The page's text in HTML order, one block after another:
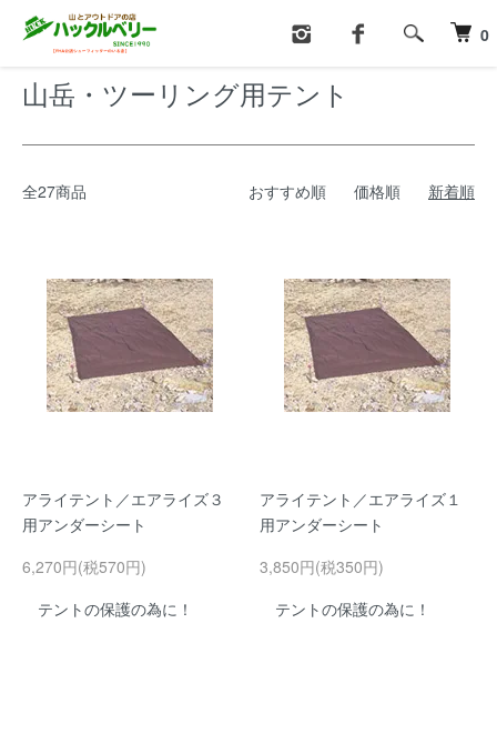
0
ホーム テント・タープ 山岳・ツーリング用テント
山岳・ツーリング用テント
全27商品 おすすめ順 価格順 新着順
アライテント／エアライズ３
用アンダーシート
6,270円(税570円)
テントの保護の為に！
アライテント／エアライズ１
用アンダーシート
3,850円(税350円)
テントの保護の為に！